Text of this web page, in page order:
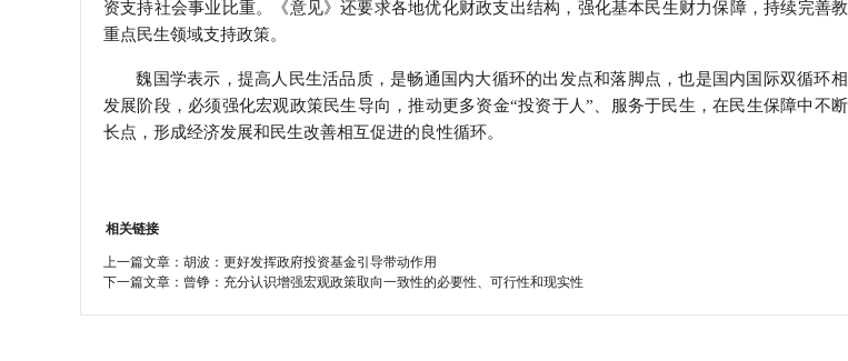
资支持社会事业比重。《意见》还要求各地优化财政支出结构，强化基本民生财力保障，持续完善
重点民生领域支持政策。
魏国学表示，提高人民生活品质，是畅通国内大循环的出发点和落脚点，也是国内国际双循环
发展阶段，必须强化宏观政策民生导向，推动更多资金“投资于人”、服务于民生，在民生保障中不
长点，形成经济发展和民生改善相互促进的良性循环。
相关链接
上一篇文章： 胡波：更好发挥政府投资基金引导带动作用
下一篇文章： 曾铮：充分认识增强宏观政策取向一致性的必要性、可行性和现实性